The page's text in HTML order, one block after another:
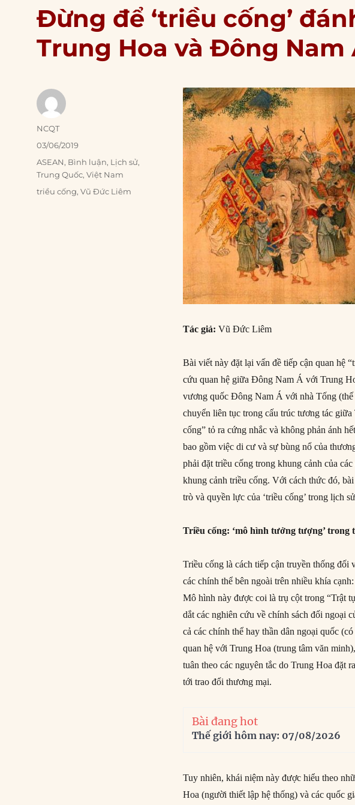
Đừng để ‘triều cống’
Trung Hoa và Đông Nam
Tác giả: Vũ Đức Liêm
Bài viết này đặt lại vấn đề tiếp cận quan hệ
cứu quan hệ giữa Đông Nam Á với Trung
vương quốc Đông Nam Á với nhà Tống
chuyển liên tục trong cấu trúc tương tác
cống” tỏ ra cứng nhắc và không phản ánh
bao gồm việc di cư và sự bùng nổ của
phải đặt triều cống trong khung cảnh của
khung cảnh triều cống. Với cách thức đó,
trò và quyền lực của ‘triều cống’ trong lịch
Triều cống: ‘mô hình tưởng tượng’
Triều cống là cách tiếp cận truyền thống
các chính thể bên ngoài trên nhiều khía
Mô hình này được coi là trụ cột trong “Trật
dắt các nghiên cứu về chính sách đối ngoại
cả các chính thể hay thần dân ngoại quốc
quan hệ với Trung Hoa (trung tâm văn
tuân theo các nguyên tắc do Trung Hoa đặt
tới trao đổi thương mại.
Bài đang hot
Thế giới hôm nay: 07/08/2026
Tuy nhiên, khái niệm này được hiểu theo
Hoa (người thiết lập hệ thống) và các quốc
Author
NCQT
Posted
03/06/2019
Categories
ASEAN, Bình luận, Lịch sử,
Trung Quốc,Việt Nam
Tags
triều cống,Vũ Đức Liêm